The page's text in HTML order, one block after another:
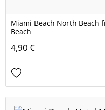
Miami Beach North Beach
Beach
4,90 €